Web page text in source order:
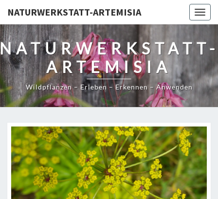
NATURWERKSTATT-ARTEMISIA
ARTEMISIA
Wildpflanzen – Erleben – Erkennen – Anwenden